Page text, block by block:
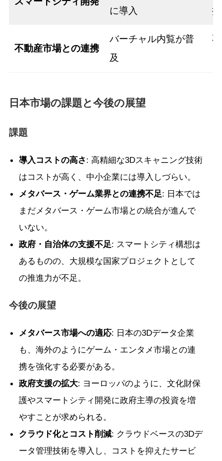
に導入
不動産市場との連携
バーチャル内覧が普
及
日本市場の課題と今後の展望
課題
導入コストの高さ: 高精細な3Dスキャニング技術
はコストが高く、中小企業には導入しづらい。
メタバース・ゲーム業界との連携不足: 日本では
まだメタバース・ゲーム市場との統合が進んで
いない。
政府・自治体の支援不足: スマートシティ構想は
あるものの、大規模な国家プロジェクトとして
の推進力が不足。
今後の展望
メタバース市場への適応: 日本の3Dデータ企業
も、海外のようにゲーム・エンタメ市場との連
携を強化する必要がある。
政府支援の拡大: ヨーロッパのように、文化財保
護やスマートシティ開発に政府主導の投資を増
やすことが求められる。
クラウド化とコスト削減: クラウドベースの3Dデ
ータ管理技術を導入し、コストを抑えたサービ